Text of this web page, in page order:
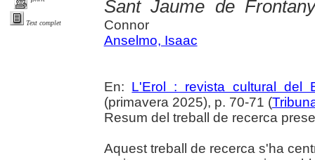
Text complet
Sant Jaume de
Connor
Anselmo, Isaac
En: L'Erol : revista cultural del
(primavera 2025), p. 70-71 (
Resum del treball de recerca
Aquest treball de recerca s'ha